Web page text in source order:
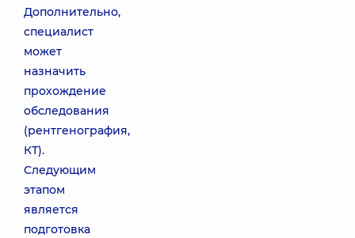
Дополнительно,
специалист
может
назначить
прохождение
обследования
(рентгенография,
КТ).
Следующим
этапом
является
подготовка